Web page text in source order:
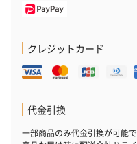
クレジットカード
代金引換
一部商品のみ代金引換が可能で